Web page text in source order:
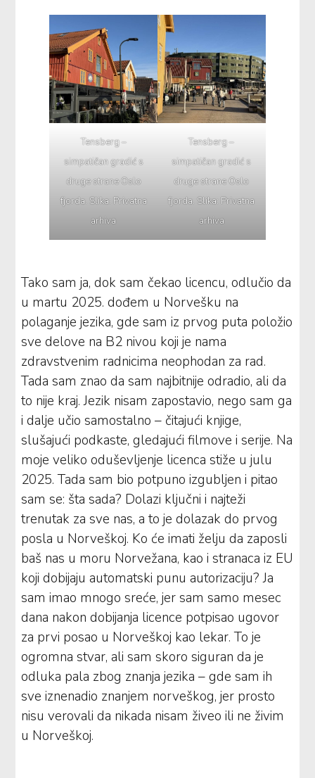
Tensberg –
simpatičan gradić s
druge strane Oslo
fjorda. Slika: Privatna
arhiva
Tensberg –
simpatičan gradić s
druge strane Oslo
fjorda. Slika: Privatna
arhiva
Tako sam ja, dok sam čekao licencu, odlučio da
u martu 2025. dođem u Norvešku na
polaganje jezika, gde sam iz prvog puta položio
sve delove na B2 nivou koji je nama
zdravstvenim radnicima neophodan za rad.
Tada sam znao da sam najbitnije odradio, ali da
to nije kraj. Jezik nisam zapostavio, nego sam ga
i dalje učio samostalno – čitajući knjige,
slušajući podkaste, gledajući filmove i serije. Na
moje veliko oduševljenje licenca stiže u julu
2025. Tada sam bio potpuno izgubljen i pitao
sam se: šta sada? Dolazi ključni i najteži
trenutak za sve nas, a to je dolazak do prvog
posla u Norveškoj. Ko će imati želju da zaposli
baš nas u moru Norvežana, kao i stranaca iz EU
koji dobijaju automatski punu autorizaciju? Ja
sam imao mnogo sreće, jer sam samo mesec
dana nakon dobijanja licence potpisao ugovor
za prvi posao u Norveškoj kao lekar. To je
ogromna stvar, ali sam skoro siguran da je
odluka pala zbog znanja jezika – gde sam ih
sve iznenadio znanjem norveškog, jer prosto
nisu verovali da nikada nisam živeo ili ne živim
u Norveškoj.